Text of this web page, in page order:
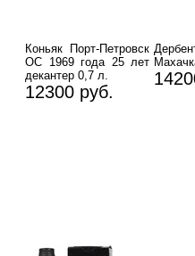
Коньяк Порт-Петровск
ОС 1969 года 25 лет
декантер 0,7 л.
12300 руб.